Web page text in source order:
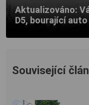
Aktualizováno:
D5, bourající
Související